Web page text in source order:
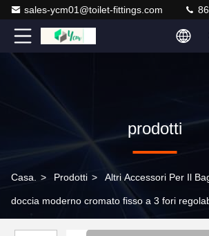
sales-ycm01@toilet-fittings.com
prodotti
Casa. > Prodotti > Altri Accessori Per Il
doccia moderno cromato fisso a 3 fori